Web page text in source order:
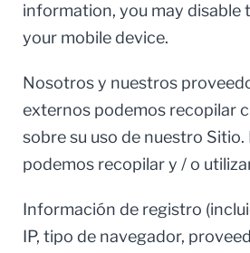
information, you may disable
your mobile device.
Nosotros y nuestros
externos podemos recopilar
sobre su uso de nuestro Sitio.
podemos recopilar y / o
Información de registro
IP, tipo de navegador,